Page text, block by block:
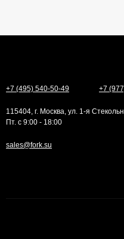
+7 (495) 540-50-49 +7
115404, г. Москва, ул. 1-я
Пт. с 9:00 - 18:00
sales@fork.su